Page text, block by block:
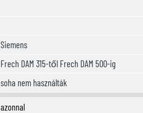
Siemens
Frech DAM 315-től Frech DAM 500-ig
soha nem használták
azonnal